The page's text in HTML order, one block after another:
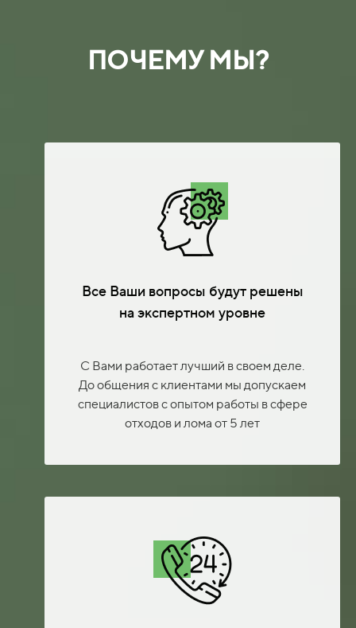
ПОЧЕМУ МЫ?
Все Ваши вопросы будут решены
на экспертном уровне
С Вами работает лучший в своем деле.
До общения с клиентами мы допускаем
специалистов с опытом работы в сфере
отходов и лома от 5 лет